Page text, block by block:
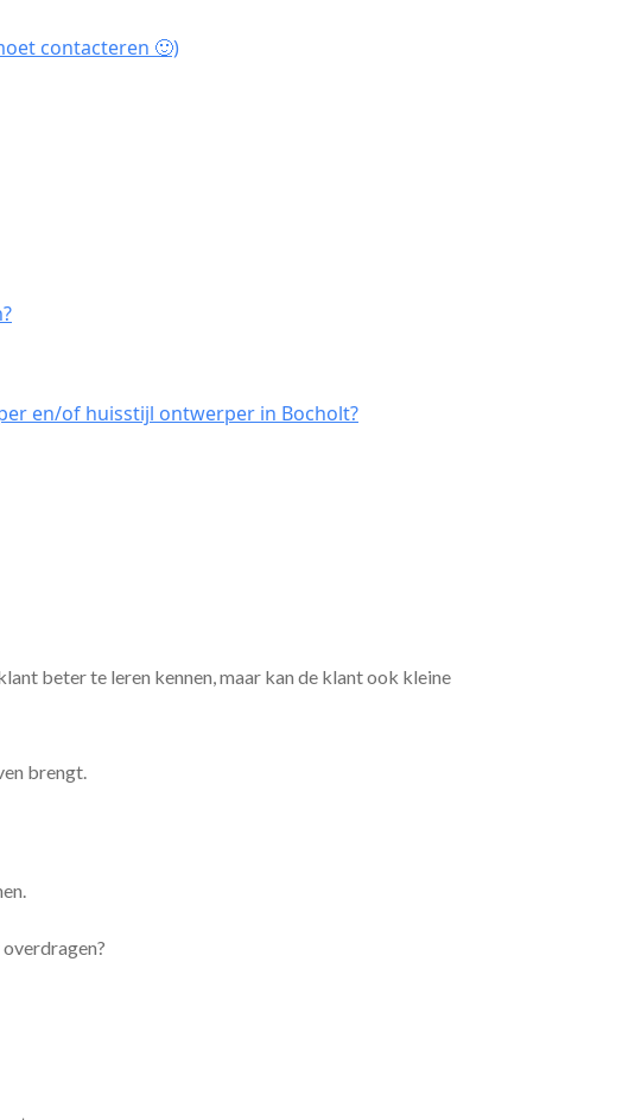
contacteren 🙂)
en/of huisstijl ontwerper in Bocholt?
beter te leren kennen, maar kan de klant ook kleine
brengt.